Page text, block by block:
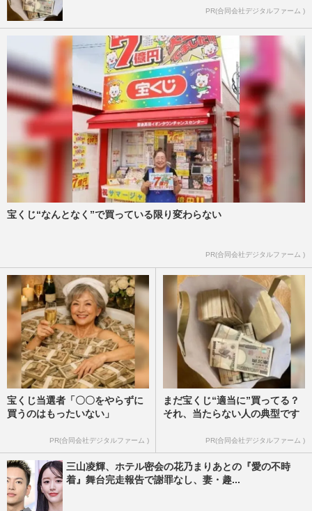
PR(合同会社デジタルファーム )
宝くじ“なんとなく”で買っている限り変わらない
PR(合同会社デジタルファーム )
宝くじ当選者「〇〇をやらずに
買うのはもったいない」
PR(合同会社デジタルファーム )
まだ宝くじ“適当に”買ってる？
それ、当たらない人の典型です
PR(合同会社デジタルファーム )
三山凌輝、ホテル密会の花乃まりあとの『愛の不時
着』舞台完走報告で謝罪なし、妻・趣...